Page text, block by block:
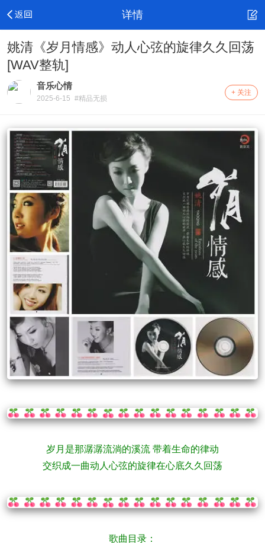
详情
姚清《岁月情感》动人心弦的旋律久久回荡
[WAV整轨]
音乐心情
2025-6-15 #精品无损
+ 关注
岁月是那潺潺流淌的溪流 带着生命的律动
交织成一曲动人心弦的旋律在心底久久回荡
歌曲目录：